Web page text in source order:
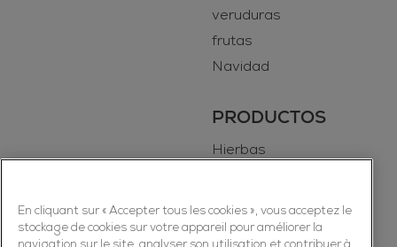
veruduras
frutas
Navidad
PRODUCTOS
Hierbas
En cliquant sur « Accepter tous les cookies », vous acceptez le
stockage de cookies sur votre appareil pour améliorer la